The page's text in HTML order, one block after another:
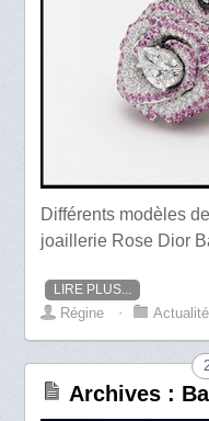
Différents modèles
joaillerie Rose Dior
LIRE PLUS...
Régine ⋅
Archives :